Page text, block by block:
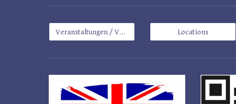
Veranstaltungen / Veranstalter Locations